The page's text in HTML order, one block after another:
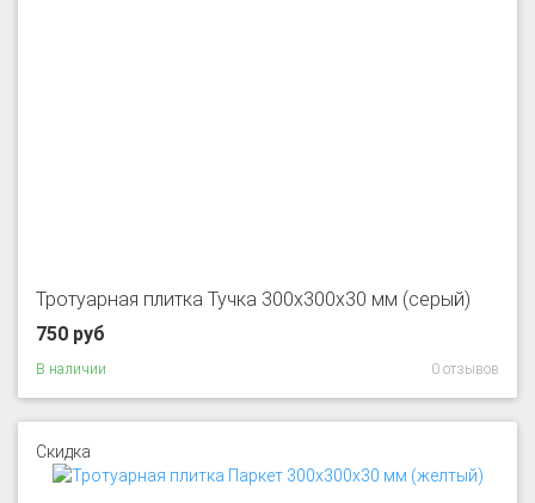
Тротуарная плитка Тучка 300x300x30 мм (серый)
750 руб
В наличии 0 отзывов
Скидка